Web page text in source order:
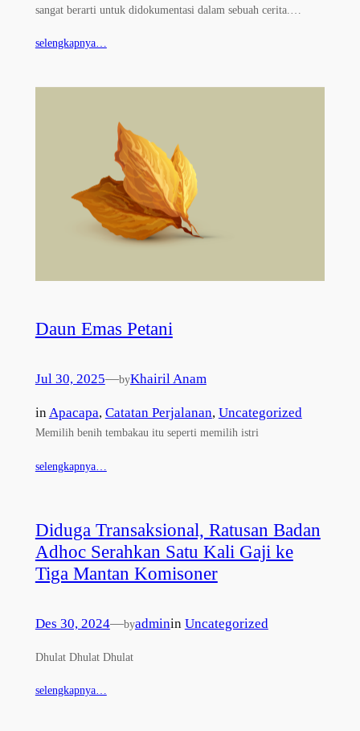
sangat berarti untuk didokumentasi dalam sebuah cerita.…
selengkapnya…
Daun Emas Petani
Jul 30, 2025—byKhairil Anam
inApacapa, Catatan Perjalanan, Uncategorized
Memilih benih tembakau itu seperti memilih istri
selengkapnya…
Diduga Transaksional, Ratusan Badan
Adhoc Serahkan Satu Kali Gaji ke
Tiga Mantan Komisoner
Des 30, 2024—byadminin Uncategorized
Dhulat Dhulat Dhulat
selengkapnya…